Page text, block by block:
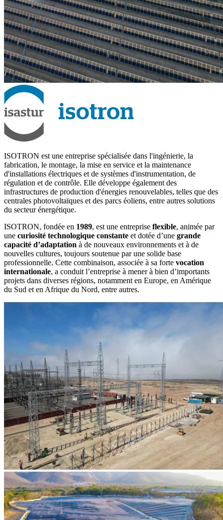
ISOTRON est une entreprise spécialisée dans l'ingénierie, la
fabrication, le montage, la mise en service et la maintenance
d'installations électriques et de systèmes d'instrumentation, de
régulation et de contrôle. Elle développe également des
infrastructures de production d'énergies renouvelables, telles que des
centrales photovoltaïques et des parcs éoliens, entre autres solutions
du secteur énergétique.
ISOTRON, fondée en 1989, est une entreprise flexible, animée par
une curiosité technologique constante et dotée d’une grande
capacité d’adaptation à de nouveaux environnements et à de
nouvelles cultures, toujours soutenue par une solide base
professionnelle. Cette combinaison, associée à sa forte vocation
internationale, a conduit l’entreprise à mener à bien d’importants
projets dans diverses régions, notamment en Europe, en Amérique
du Sud et en Afrique du Nord, entre autres.